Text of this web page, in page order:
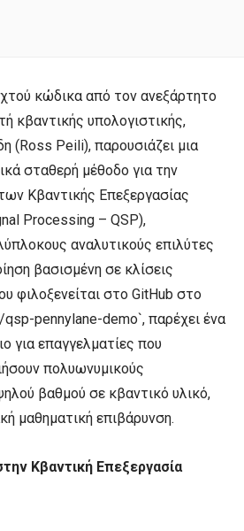
κώδικα από τον ανεξάρτητο
κβαντικής υπολογιστικής,
(Ross Peili), παρουσιάζει μια
σταθερή μέθοδο για την
Κβαντικής Επεξεργασίας
Processing – QSP),
αναλυτικούς επιλύτες
βασισμένη σε κλίσεις
φιλοξενείται στο GitHub στο
pennylane-demo`, παρέχει ένα
για επαγγελματίες που
πολυωνυμικούς
βαθμού σε κβαντικό υλικό,
μαθηματική επιβάρυνση.
Κβαντική Επεξεργασία